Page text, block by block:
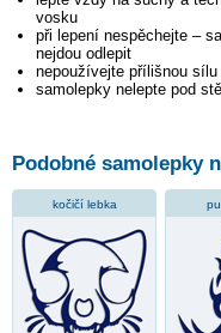
vosku
při lepení nespěchejte –
nejdou odlepit
nepoužívejte přílišnou
samolepky nelepte pod
Podobné samolepky
kočičí lebka